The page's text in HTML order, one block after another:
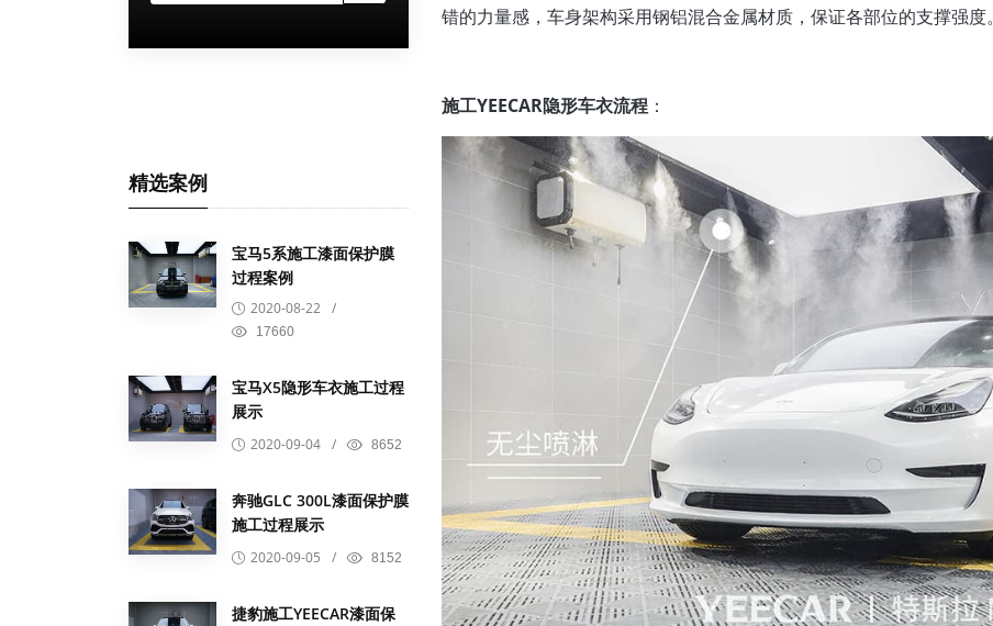
精选案例
宝马5系施工漆面保护膜
过程案例
2020-08-22 /
17660
宝马X5隐形车衣施工过程
展示
2020-09-04 / 8652
奔驰GLC 300L漆面保护膜
施工过程展示
2020-09-05 / 8152
捷豹施工YEECAR漆面保
错的力量感，车身架构采用钢铝混合金属材质，保证各部位的支撑强度。
施工YEECAR隐形车衣流程 ：